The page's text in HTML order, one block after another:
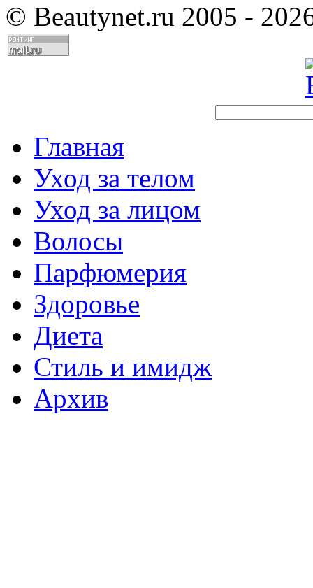
© Beautynet.ru 2005 -
Главная
Уход за телом
Уход за лицом
Волосы
Парфюмерия
Здоровье
Диета
Стиль и имидж
Архив